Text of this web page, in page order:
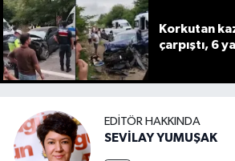
Korkutan
çarpıştı, 6
EDITÖR HAKKINDA
SEVİLAY YUMUŞAK